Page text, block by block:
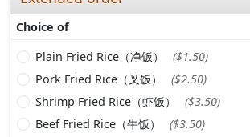
Choice of
Plain Fried Rice（净饭）
($1.50)
Pork Fried Rice（叉饭）
($2.50)
Shrimp Fried Rice（虾饭）
($3.50)
Beef Fried Rice（牛饭）
($3.50)